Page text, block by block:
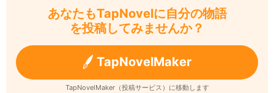
あなたもTapNovelに自分の物語
を投稿してみませんか？
TapNovelMaker
TapNovelMaker（投稿サービス）に移動します